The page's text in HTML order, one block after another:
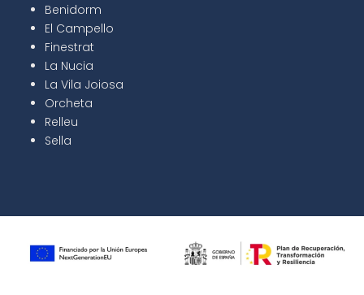
Benidorm
El Campello
Finestrat
La Nucia
La Vila Joiosa
Orcheta
Relleu
Sella